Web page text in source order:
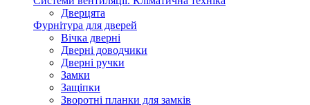
Дверцята
Фурнітура для дверей
Вічка дверні
Дверні доводчики
Дверні ручки
Замки
Защіпки
Зворотні планки для замків